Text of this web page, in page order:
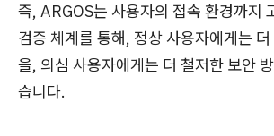
즉, ARGOS는 사용자의 접속 환경까지
검증 체계를 통해, 정상 사용자에게는
을, 의심 사용자에게는 더 철저한 보안
습니다.